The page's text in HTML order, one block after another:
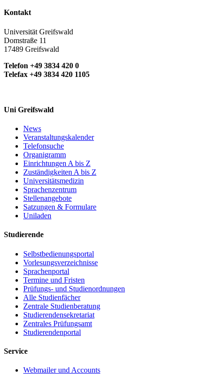
Kontakt
Universität Greifswald
Domstraße 11
17489 Greifswald
Telefon +49 3834 420 0
Telefax +49 3834 420 1105
Uni Greifswald
News
Veranstaltungskalender
Telefonsuche
Organigramm
Einrichtungen A bis Z
Zuständigkeiten A bis Z
Universitätsmedizin
Sprachenzentrum
Stellenangebote
Satzungen & Formulare
Uniladen
Studierende
Selbstbedienungsportal
Vorlesungsverzeichnisse
Sprachenportal
Termine und Fristen
Prüfungs- und Studienordnungen
Alle Studienfächer
Zentrale Studienberatung
Studierendensekretariat
Zentrales Prüfungsamt
Studierendenportal
Service
Webmailer und Accounts